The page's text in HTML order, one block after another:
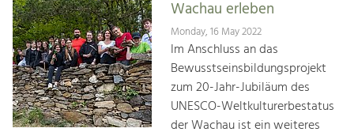
Wachau erleben
Monday, 16 May 2022
Im Anschluss an das
Bewusstseinsbildungsprojekt
zum 20-Jahr-Jubiläum des
UNESCO-Weltkulturerbestatus
der Wachau ist ein weiteres